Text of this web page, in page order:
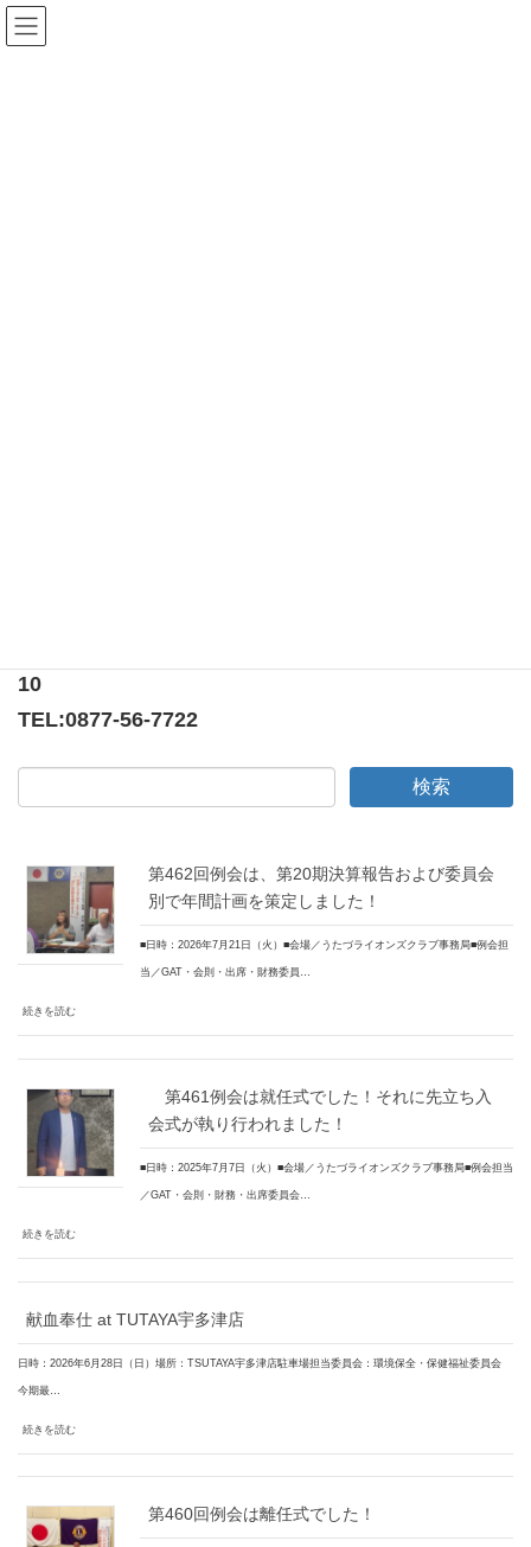
10
TEL:0877-56-7722
第462回例会は、第20期決算報告および委員会
別で年間計画を策定しました！
■日時：2026年7月21日（火）■会場／うたづライオンズクラブ事務局■例会担
当／GAT・会則・出席・財務委員…
続きを読む
第461例会は就任式でした！それに先立ち入
会式が執り行われました！
■日時：2025年7月7日（火）■会場／うたづライオンズクラブ事務局■例会担当
／GAT・会則・財務・出席委員会…
続きを読む
献血奉仕 at TUTAYA宇多津店
日時：2026年6月28日（日）場所：TSUTAYA宇多津店駐車場担当委員会：環境保全・保健福祉委員会
今期最…
続きを読む
第460回例会は離任式でした！